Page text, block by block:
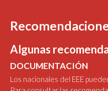
Algunas
DOCUMENTACIÓN
Los nacionales del EEE